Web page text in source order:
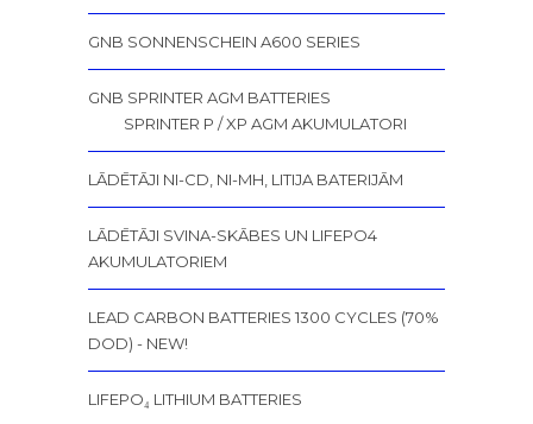
GNB SONNENSCHEIN A600 SERIES
GNB SPRINTER AGM BATTERIES
SPRINTER P / XP AGM AKUMULATORI
LĀDĒTĀJI NI-CD, NI-MH, LITIJA BATERIJĀM
LĀDĒTĀJI SVINA-SKĀBES UN LIFEPO4
AKUMULATORIEM
LEAD CARBON BATTERIES 1300 CYCLES (70%
DOD) - NEW!
LIFEPO₄ LITHIUM BATTERIES